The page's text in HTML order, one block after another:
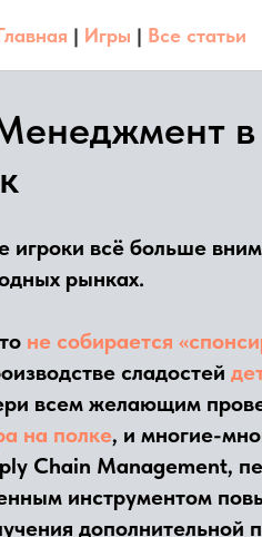
| Игры | Все статьи
игроки всё больше
рынках.
не собирается
сладостей
всем желающим
на полке, и многие-
Chain Management,
инструментом
дополнительной